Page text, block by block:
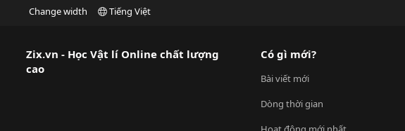
Change width Tiếng Việt
Zix.vn - Học Vật lí Online chất lượng
cao
Có gì mới?
Bài viết mới
Dòng thời gian